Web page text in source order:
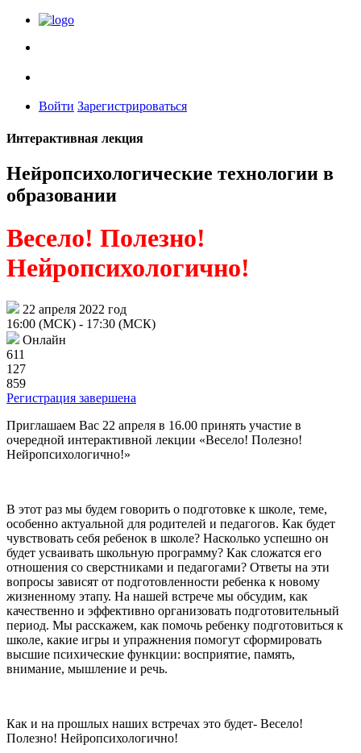
Войти Зарегистрироваться
Интерактивная лекция
Нейропсихологические технологии в
образовании
Весело! Полезно!
Нейропсихологично!
22 апреля 2022 год
16:00 (МСК) - 17:30 (МСК)
Онлайн
611
127
859
Регистрация завершена
Приглашаем Вас 22 апреля в 16.00 принять участие в
очередной интерактивной лекции «Весело! Полезно!
Нейропсихологично!»
В этот раз мы будем говорить о подготовке к школе, теме,
особенно актуальной для родителей и педагогов. Как будет
чувствовать себя ребенок в школе? Насколько успешно он
будет усваивать школьную программу? Как сложатся его
отношения со сверстниками и педагогами? Ответы на эти
вопросы зависят от подготовленности ребенка к новому
жизненному этапу. На нашей встрече мы обсудим, как
качественно и эффективно организовать подготовительный
период. Мы расскажем, как помочь ребенку подготовиться к
школе, какие игры и упражнения помогут сформировать
высшие психические функции: восприятие, память,
внимание, мышление и речь.
Как и на прошлых наших встречах это будет- Весело!
Полезно! Нейропсихологично!